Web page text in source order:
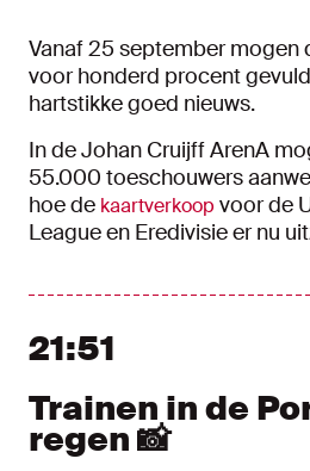
Vanaf 25 september mogen
voor honderd procent
hartstikke goed nieuws.
In de Johan Cruijff ArenA
55.000 toeschouwers
hoe de kaartverkoop voor de
League en Eredivisie er nu
21:51
Trainen in de
regen 📸